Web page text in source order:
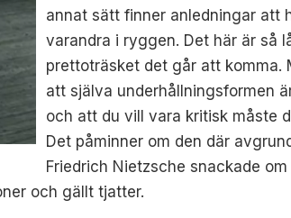
annat sätt finner anledningar att
varandra i ryggen. Det här är så
prettoträsket det går att komma.
att själva underhållningsformen
och att du vill vara kritisk måste
Det påminner om den där
Friedrich Nietzsche snackade om
och gällt tjatter.